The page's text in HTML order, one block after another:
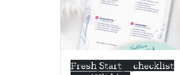
Fresh Start – checklist